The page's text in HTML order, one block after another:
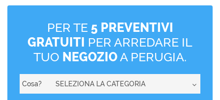
PER TE 5 PREVENTIVI
GRATUITI PER ARREDARE IL
TUO NEGOZIOA PERUGIA.
Cosa?